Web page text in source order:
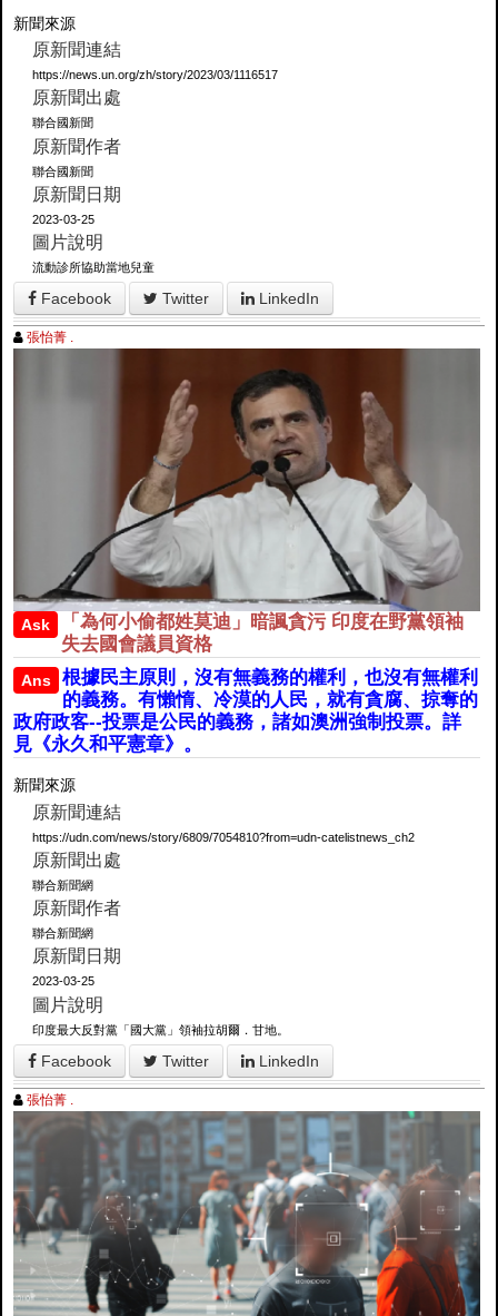
新聞來源
原新聞連結
https://news.un.org/zh/story/2023/03/1116517
原新聞出處
聯合國新聞
原新聞作者
聯合國新聞
原新聞日期
2023-03-25
圖片說明
流動診所協助當地兒童
Facebook Twitter LinkedIn
張怡菁 .
Ask
「為何小偷都姓莫迪」暗諷貪污 印度在野黨領袖
失去國會議員資格
Ans
根據民主原則，沒有無義務的權利，也沒有無權利
的義務。有懶惰、冷漠的人民，就有貪腐、掠奪的
政府政客--投票是公民的義務，諸如澳洲強制投票。詳
見《永久和平憲章》。
新聞來源
原新聞連結
https://udn.com/news/story/6809/7054810?from=udn-catelistnews_ch2
原新聞出處
聯合新聞網
原新聞作者
聯合新聞網
原新聞日期
2023-03-25
圖片說明
印度最大反對黨「國大黨」領袖拉胡爾．甘地。
Facebook Twitter LinkedIn
張怡菁 .